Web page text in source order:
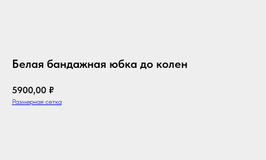
Белая бандажная юбка до колен
5900,00 ₽
Размерная сетка